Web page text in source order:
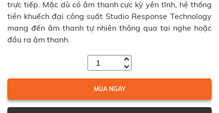
trực tiếp. Mặc dù có âm thanh cực kỳ yên tĩnh, hệ thống
tiền khuếch đại công suất Studio Response Technology
mang đến âm thanh tự nhiên thông qua tai nghe hoặc
đầu ra âm thanh.
MUA NGAY